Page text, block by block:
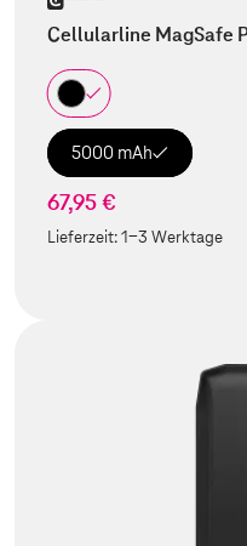
Cellularline MagSafe
5000 mAh
67,95 €
Lieferzeit:1-3 Werktage